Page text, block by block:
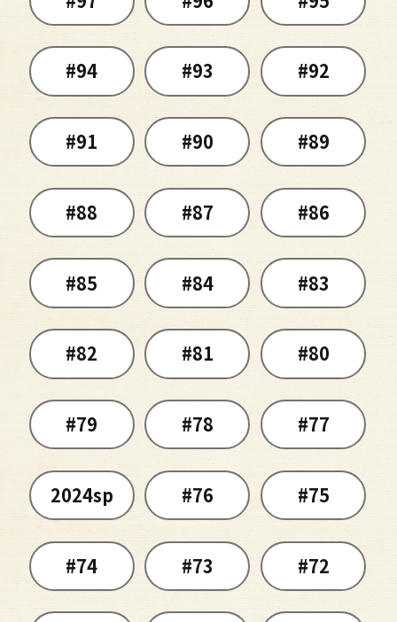
#94 #93 #92
#91 #90 #89
#88 #87 #86
#85 #84 #83
#82 #81 #80
#79 #78 #77
2024sp #76 #75
#74 #73 #72